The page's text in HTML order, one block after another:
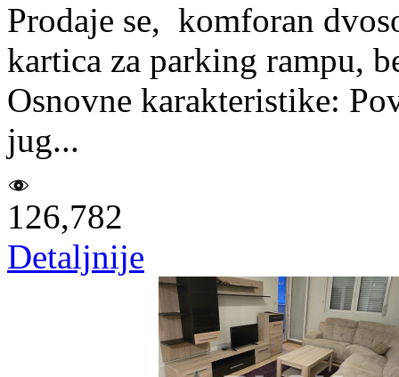
Prodaje se, komforan
kartica za parking rampu,
Osnovne karakteristike:
jug...
126,782
Detaljnije